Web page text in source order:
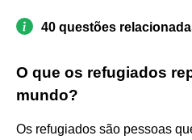
40 questões
O que os refugiados
mundo?
Os refugiados são pessoas